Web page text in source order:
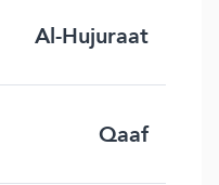
Al-Hujuraat
Qaaf